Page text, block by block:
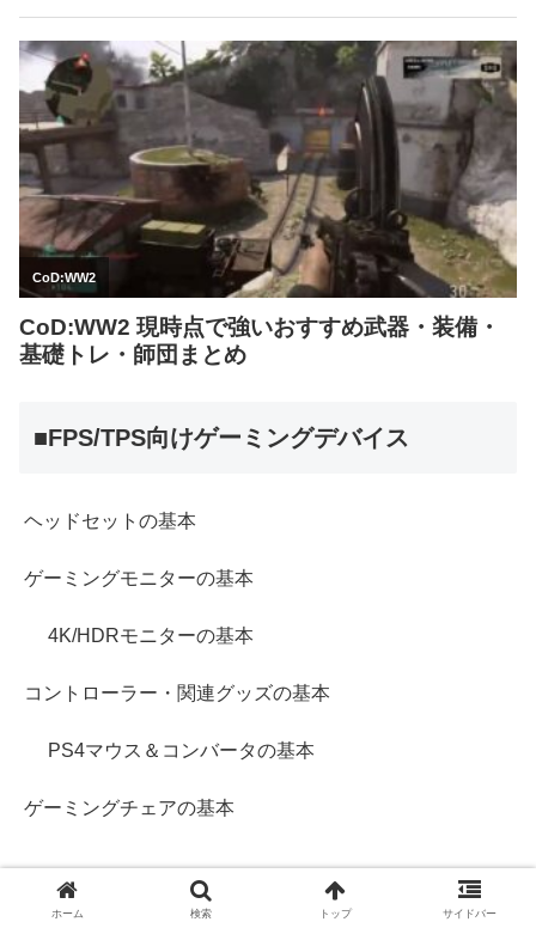
■FPS/TPS向けゲーミングデバイス
ヘッドセットの基本
ゲーミングモニターの基本
4K/HDRモニターの基本
コントローラー・関連グッズの基本
PS4マウス＆コンバータの基本
ゲーミングチェアの基本
■CoD:BO4マルチプレイ攻略
ホーム 検索 トップ サイドバー